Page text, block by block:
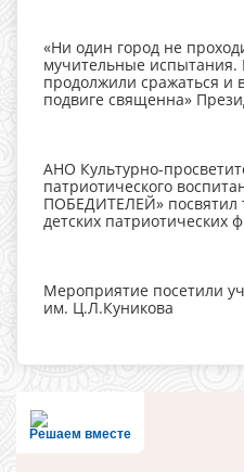
«Ни один город не
мучительные испытания.
продолжили сражаться и
подвиге священна»
АНО Культурно-
патриотического
ПОБЕДИТЕЛЕЙ» посвятил
детских патриотических
Мероприятие посетили
им. Ц.Л.Куникова
Решаем вместе